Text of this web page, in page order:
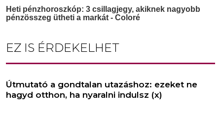
EZ IS ÉRDEKELHET
Útmutató a gondtalan utazáshoz: ezeket ne
hagyd otthon, ha nyaralni indulsz (x)